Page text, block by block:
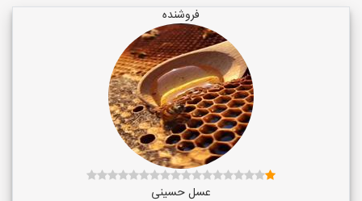
فروشنده
عسل حسینی